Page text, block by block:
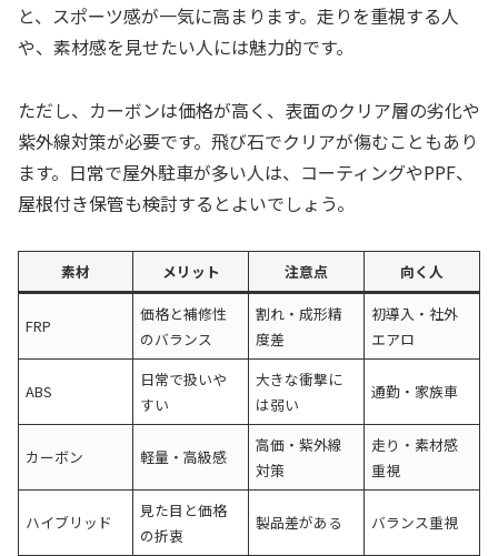
と、スポーツ感が一気に高まります。走りを重視する人
や、素材感を見せたい人には魅力的です。
ただし、カーボンは価格が高く、表面のクリア層の劣化や
紫外線対策が必要です。飛び石でクリアが傷むこともあり
ます。日常で屋外駐車が多い人は、コーティングやPPF、
屋根付き保管も検討するとよいでしょう。
素材 メリット 注意点 向く人
FRP
価格と補修性
のバランス
割れ・成形精
度差
初導入・社外
エアロ
ABS
日常で扱いや
すい
大きな衝撃に
は弱い
通勤・家族車
カーボン 軽量・高級感
高価・紫外線
対策
走り・素材感
重視
ハイブリッド
見た目と価格
の折衷
製品差がある バランス重視